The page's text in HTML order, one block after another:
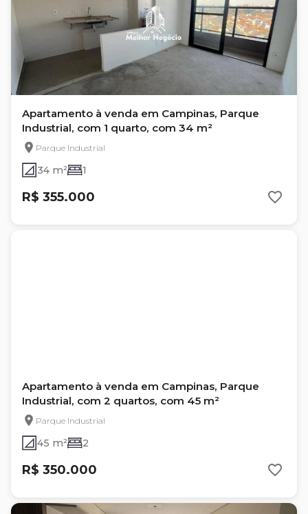
Apartamento à venda em Campinas, Parque
Industrial, com 1 quarto, com 34 m²
Parque Industrial
34 m² 1
R$ 355.000
Apartamento à venda em Campinas, Parque
Industrial, com 2 quartos, com 45 m²
Parque Industrial
45 m² 2
R$ 350.000